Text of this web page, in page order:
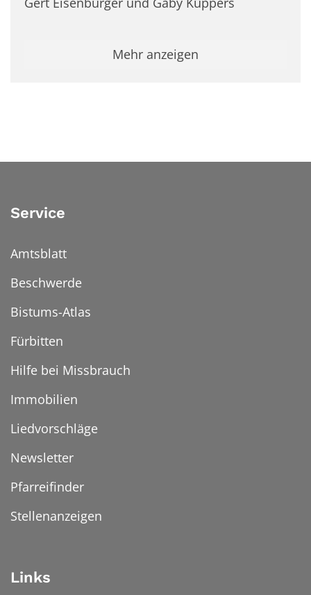
Mehr anzeigen
Service
Amtsblatt
Beschwerde
Bistums-Atlas
Fürbitten
Hilfe bei Missbrauch
Immobilien
Liedvorschläge
Newsletter
Pfarreifinder
Stellenanzeigen
Links